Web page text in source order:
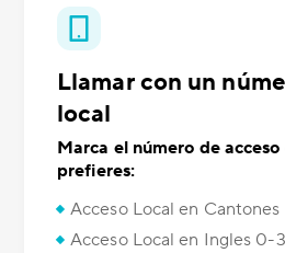
Llamar con un
local
Marca el número de
prefieres:
Acceso Local en
Acceso Local en Ingles 0-